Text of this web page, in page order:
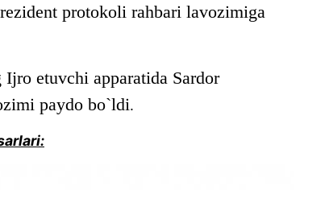
protokoli rahbari lavozimiga
etuvchi apparatida Sardor
paydo bo`ldi.